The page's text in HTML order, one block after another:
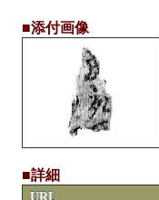
■添付画像
■詳細
URL